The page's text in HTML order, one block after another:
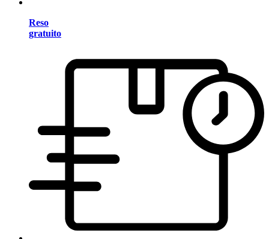
Reso
gratuito